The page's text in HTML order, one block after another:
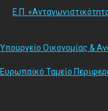
Ε.Π.
Υπουργείο Οικονομίας &
Ευρωπαϊκό Ταμείο